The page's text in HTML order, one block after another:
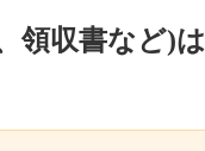
領収書など)は